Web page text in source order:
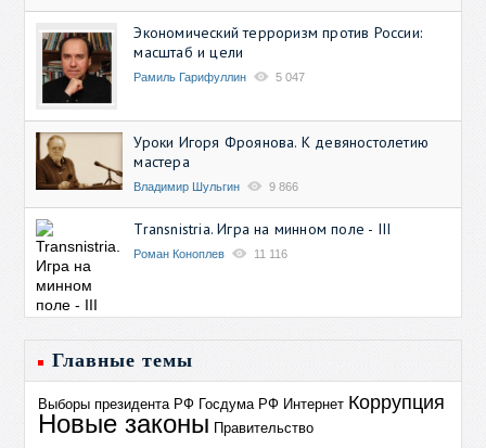
Экономический терроризм против России:
масштаб и цели
Рамиль Гарифуллин 5 047
Уроки Игоря Фроянова. К девяностолетию
мастера
Владимир Шульгин 9 866
Transnistria. Игра на минном поле - III
Роман Коноплев 11 116
Главные темы
Выборы президента РФ Госдума РФ Интернет Коррупция
Новые законы Правительство